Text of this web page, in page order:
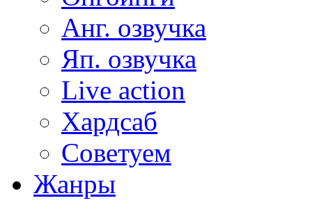
Анг. озвучка
Яп. озвучка
Live action
Хардсаб
Советуем
Жанры